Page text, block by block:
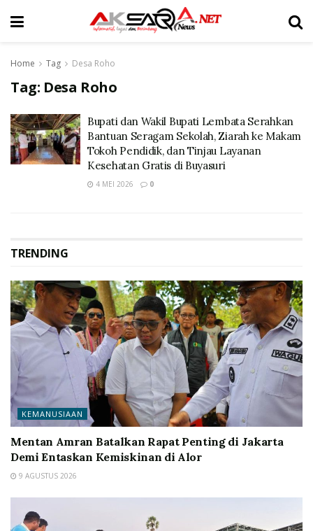
Home Tag Desa Roho
Tag: Desa Roho
Bupati dan Wakil Bupati Lembata Serahkan
Bantuan Seragam Sekolah, Ziarah ke Makam
Tokoh Pendidik, dan Tinjau Layanan
Kesehatan Gratis di Buyasuri
4 MEI 2026 0
TRENDING
KEMANUSIAAN
Mentan Amran Batalkan Rapat Penting di Jakarta
Demi Entaskan Kemiskinan di Alor
9 AGUSTUS 2026